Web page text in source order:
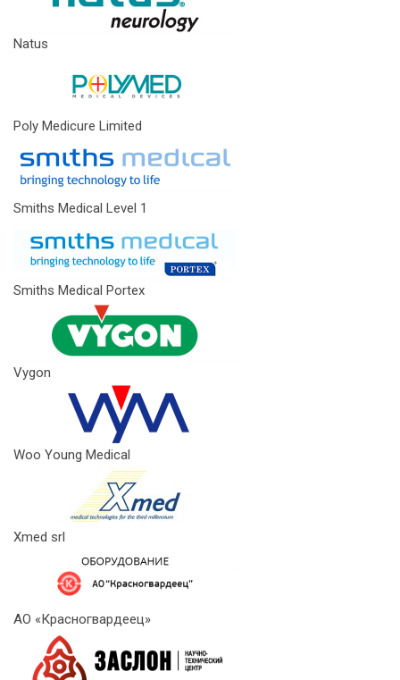
Natus
Poly Medicure Limited
Smiths Medical Level 1
Smiths Medical Portex
Vygon
Woo Young Medical
Xmed srl
АО «Красногвардеец»